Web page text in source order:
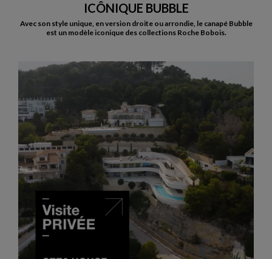
ICÔNIQUE BUBBLE
Avec son style unique, en version droite ou arrondie, le canapé Bubble
est un modèle iconique des collections Roche Bobois.